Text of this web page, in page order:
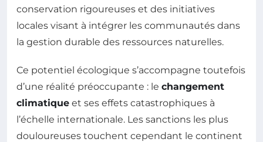
conservation rigoureuses et des initiatives
locales visant à intégrer les communautés dans
la gestion durable des ressources naturelles.
Ce potentiel écologique s’accompagne toutefois
d’une réalité préoccupante : le changement
climatique et ses effets catastrophiques à
l’échelle internationale. Les sanctions les plus
douloureuses touchent cependant le continent